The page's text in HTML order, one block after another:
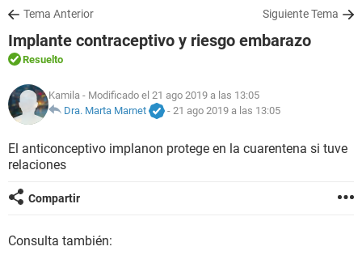
SALUD
FAMILIA
NUTRICIÓN
Tema Anterior Siguiente Tema
Implante contraceptivo y riesgo embarazo
Resuelto
Kamila - Modificado el 21 ago 2019 a las 13:05
Dra. Marta Marnet
- 21 ago 2019 a las 13:05
El anticonceptivo implanon protege en la cuarentena si tuve
relaciones
Compartir
Consulta también: